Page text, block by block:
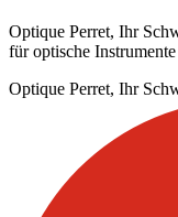
Optique Perret, Ihr
für optische Instrumente
Optique Perret, Ihr